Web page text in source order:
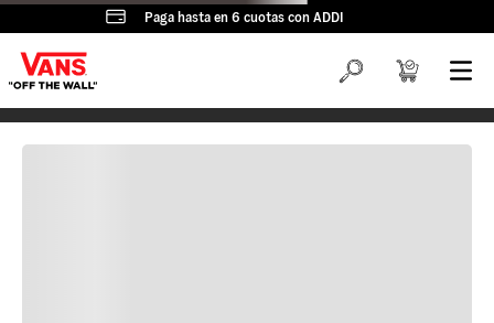
Paga hasta en 6 cuotas con ADDI